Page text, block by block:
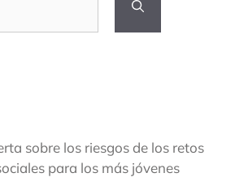
sobre los riesgos de los retos
para los más jóvenes